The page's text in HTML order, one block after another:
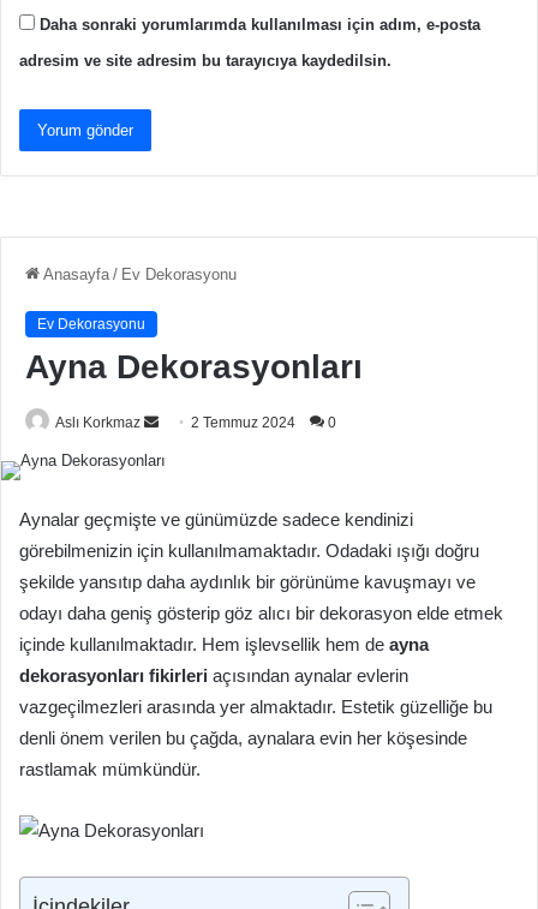
Daha sonraki yorumlarımda kullanılması için adım, e-posta
adresim ve site adresim bu tarayıcıya kaydedilsin.